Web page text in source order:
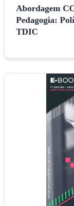
Abordagem
Pedagogia:
TDIC